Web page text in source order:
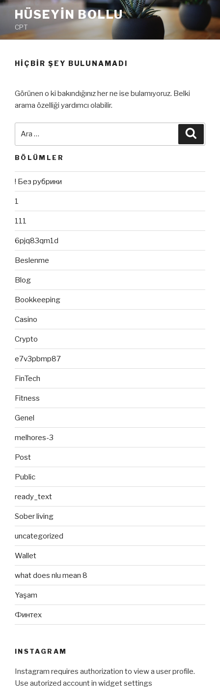
İçeriğe
HÜSEYIN BOLLU
CPT
HIÇBIR ŞEY BULUNAMADI
Görünen o ki bakındığınız her ne ise bulamıyoruz. Belki
arama özelliği yardımcı olabilir.
BÖLÜMLER
! Без рубрики
1
111
6pjq83qm1d
Beslenme
Blog
Bookkeeping
Casino
Crypto
e7v3pbmp87
FinTech
Fitness
Genel
melhores-3
Post
Public
ready_text
Sober living
uncategorized
Wallet
what does nlu mean 8
Yaşam
Финтех
INSTAGRAM
Instagram requires authorization to view a user profile.
Use autorized account in widget settings